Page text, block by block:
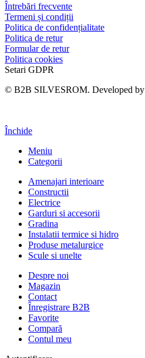
Întrebări frecvente
Termeni și condiții
Politica de confidențialitate
Politica de retur
Formular de retur
Politica cookies
Setari GDPR
© B2B SILVESROM. Developed by
Închide
Meniu
Categorii
Amenajari interioare
Constructii
Electrice
Garduri si accesorii
Gradina
Instalatii termice si hidro
Produse metalurgice
Scule si unelte
Despre noi
Magazin
Contact
Înregistrare B2B
Favorite
Compară
Contul meu